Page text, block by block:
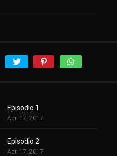
Episodio 1
Apr. 17, 2017
Episodio 2
Apr. 17, 2017